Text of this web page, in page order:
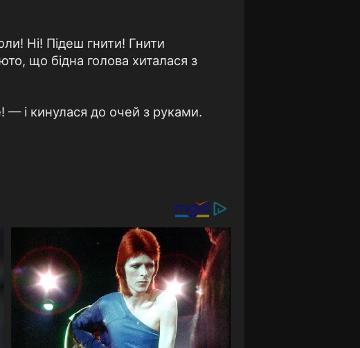
Ні! Підеш гнити! Гнити
що бідна голова хиталася з
і кинулася до очей з руками.